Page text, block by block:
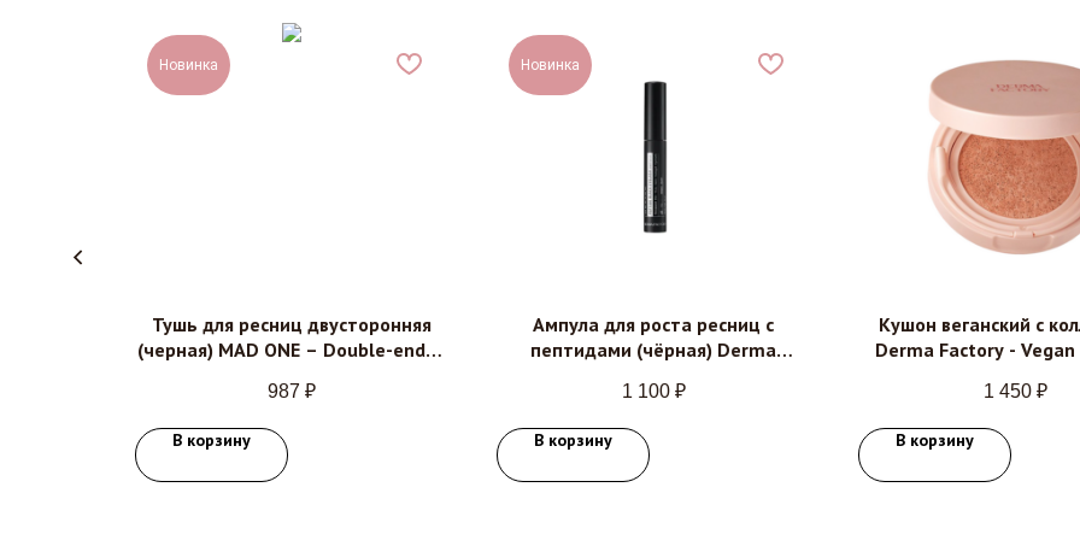
Новинка
Тушь для ресниц двусторонняя
(черная) MAD ONE – Double-ended
987 ₽
В корзину
Новинка
Ампула для роста ресниц с
пептидами (чёрная) Derma
ampoule, 8.5мл
1 100 ₽
В корзину
Кушон веганский с
Derma Factory -
15г
1 450 ₽
В корзину